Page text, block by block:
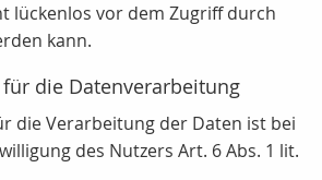
lückenlos vor dem Zugriff durch
kann.
die Datenverarbeitung
die Verarbeitung der Daten ist bei
des Nutzers Art. 6 Abs. 1 lit.